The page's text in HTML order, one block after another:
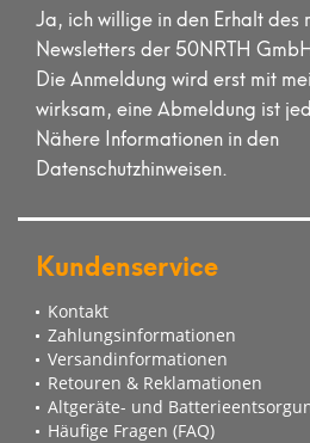
Ja, ich willige in den Erhalt des
Newsletters der 50NRTH
Die Anmeldung wird erst mit
wirksam, eine Abmeldung ist
Nähere Informationen in den
Datenschutzhinweisen.
Kundenservice
Kontakt
Zahlungsinformationen
Versandinformationen
Retouren & Reklamationen
Altgeräte- und
Häufige Fragen (FAQ)